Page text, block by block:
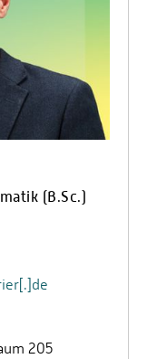
(B.Sc.)
205